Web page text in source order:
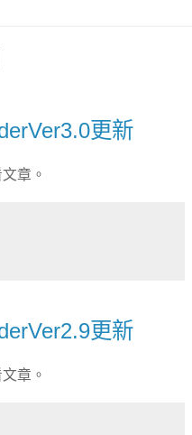
更新
章。
更新
章。